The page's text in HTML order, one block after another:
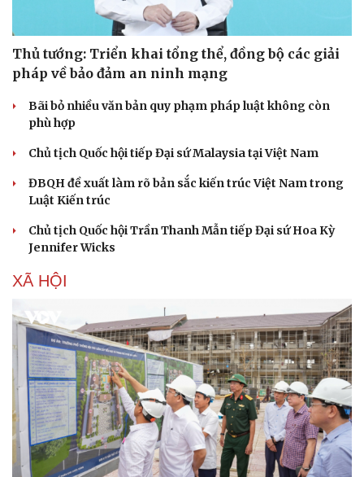
Sân khấu - Điện ảnh
Văn học
Âm nhạc
Di sản
Giải trí
Nghệ sĩ
Thời trang
Sao Việt
Thủ tướng: Triển khai tổng thể, đồng bộ các giải
pháp về bảo đảm an ninh mạng
Bãi bỏ nhiều văn bản quy phạm pháp luật không còn
phù hợp
Chủ tịch Quốc hội tiếp Đại sứ Malaysia tại Việt Nam
ĐBQH đề xuất làm rõ bản sắc kiến trúc Việt Nam trong
Luật Kiến trúc
Chủ tịch Quốc hội Trần Thanh Mẫn tiếp Đại sứ Hoa Kỳ
Jennifer Wicks
XÃ HỘI